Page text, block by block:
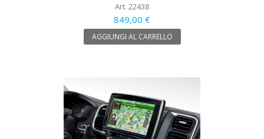
Art. 22438
849,00 €
AGGIUNGI AL CARRELLO